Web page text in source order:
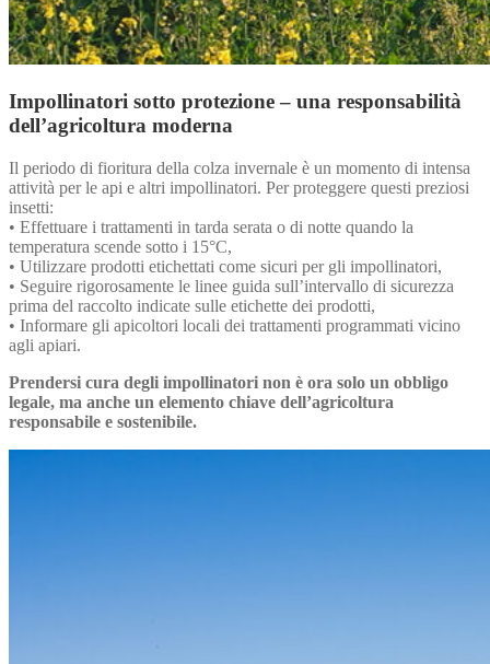
Impollinatori sotto protezione – una responsabilità
dell’agricoltura moderna
Il periodo di fioritura della colza invernale è un momento di intensa
attività per le api e altri impollinatori. Per proteggere questi preziosi
insetti:
• Effettuare i trattamenti in tarda serata o di notte quando la
temperatura scende sotto i 15°C,
• Utilizzare prodotti etichettati come sicuri per gli impollinatori,
• Seguire rigorosamente le linee guida sull’intervallo di sicurezza
prima del raccolto indicate sulle etichette dei prodotti,
• Informare gli apicoltori locali dei trattamenti programmati vicino
agli apiari.
Prendersi cura degli impollinatori non è ora solo un obbligo
legale, ma anche un elemento chiave dell’agricoltura
responsabile e sostenibile.